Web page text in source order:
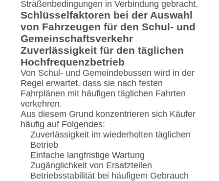
Straßenbedingungen in Verbindung gebracht.
Schlüsselfaktoren bei der Auswahl
von Fahrzeugen für den Schul- und
Gemeinschaftsverkehr
Zuverlässigkeit für den täglichen
Hochfrequenzbetrieb
Von Schul- und Gemeindebussen wird in der
Regel erwartet, dass sie nach festen
Fahrplänen mit häufigen täglichen Fahrten
verkehren.
Aus diesem Grund konzentrieren sich Käufer
häufig auf Folgendes:
Zuverlässigkeit im wiederholten täglichen
Betrieb
Einfache langfristige Wartung
Zugänglichkeit von Ersatzteilen
Betriebsstabilität bei häufigem Gebrauch